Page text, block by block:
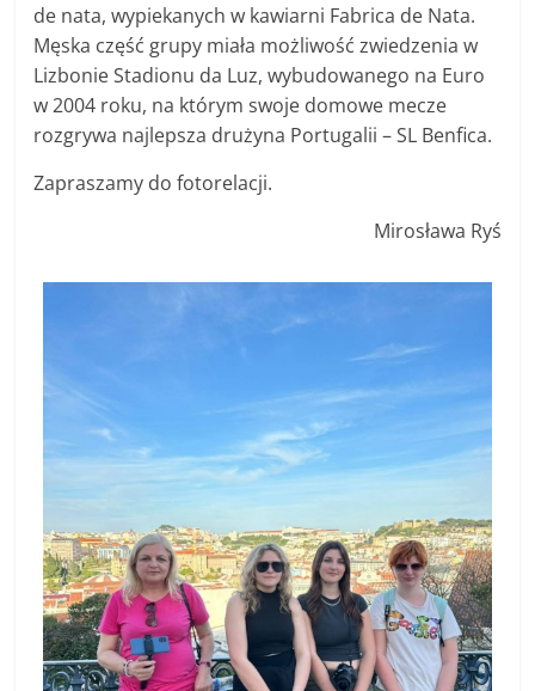
de nata, wypiekanych w kawiarni Fabrica de Nata.
Męska część grupy miała możliwość zwiedzenia w
Lizbonie Stadionu da Luz, wybudowanego na Euro
w 2004 roku, na którym swoje domowe mecze
rozgrywa najlepsza drużyna Portugalii – SL Benfica.
Zapraszamy do fotorelacji.
Mirosława Ryś